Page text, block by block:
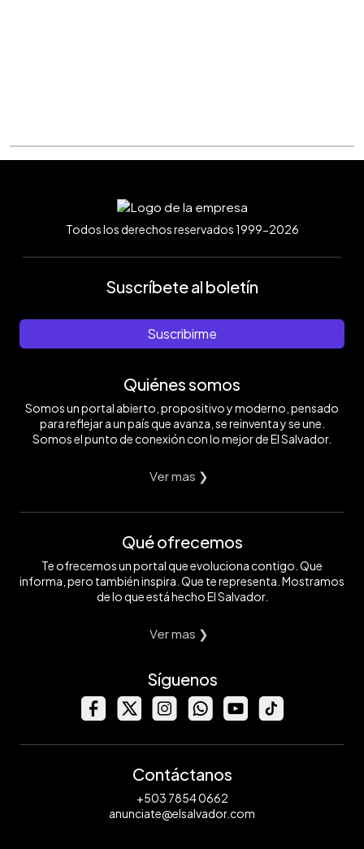
Todos los derechos reservados 1999-2026
Suscríbete al boletín
Suscribirme
Quiénes somos
Somos un portal abierto, propositivo y moderno, pensado
para reflejar a un país que avanza, se reinventa y se une.
Somos el punto de conexión con lo mejor de El Salvador.
Ver mas ❯
Qué ofrecemos
Te ofrecemos un portal que evoluciona contigo. Que
informa, pero también inspira. Que te representa. Mostramos
de lo que está hecho El Salvador.
Ver mas ❯
Síguenos
Contáctanos
+503 7854 0662
anunciate@elsalvador.com